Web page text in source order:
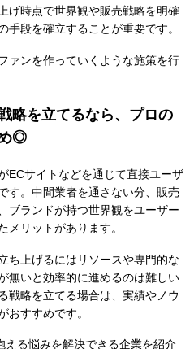
げ時点で世界観や販売戦略を明確
手段を確立することが重要です。
ァンを作っていくような施策を行
略を立てるなら、プロの
め◎
ECサイトなどを通じて直接ユーザ
す。中間業者を通さない分、販売
ブランドが持つ世界観をユーザー
メリットがあります。
ち上げるにはリソースや専門的な
無いと効率的に進めるのは難しい
戦略を立てる場合は、実績やノウ
おすすめです。
える悩みを解決できる企業を紹介